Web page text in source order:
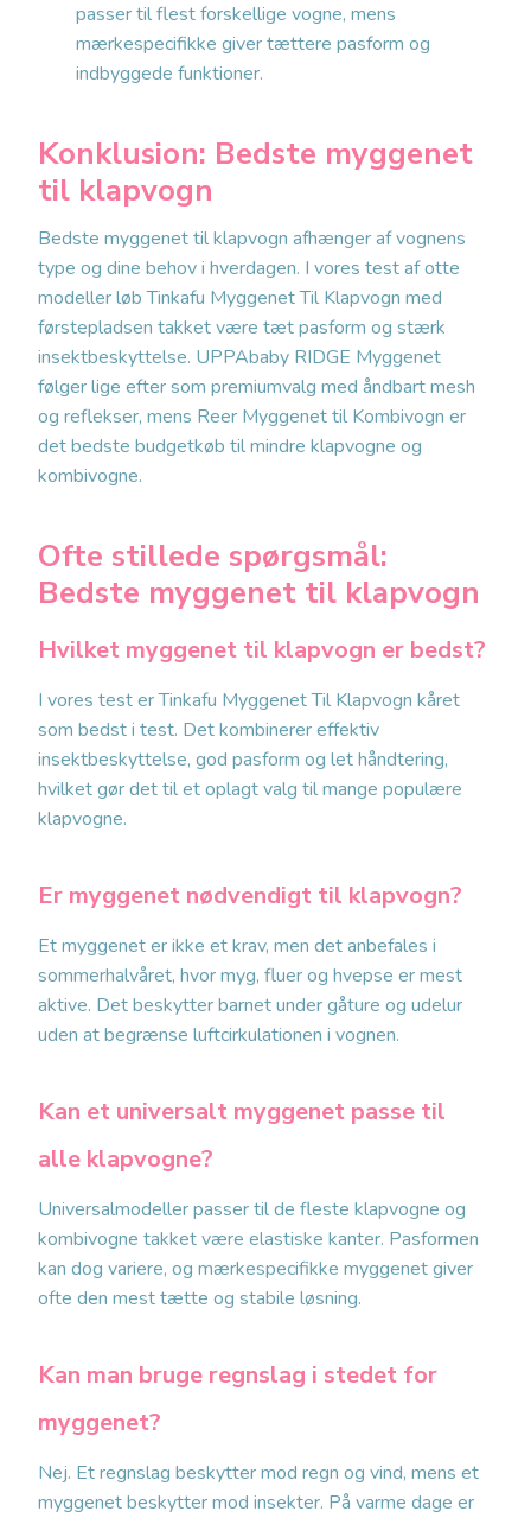
passer til flest forskellige vogne, mens
mærkespecifikke giver tættere pasform og
indbyggede funktioner.
Konklusion: Bedste myggenet
til klapvogn
Bedste myggenet til klapvogn afhænger af vognens
type og dine behov i hverdagen. I vores test af otte
modeller løb Tinkafu Myggenet Til Klapvogn med
førstepladsen takket være tæt pasform og stærk
insektbeskyttelse. UPPAbaby RIDGE Myggenet
følger lige efter som premiumvalg med åndbart mesh
og reflekser, mens Reer Myggenet til Kombivogn er
det bedste budgetkøb til mindre klapvogne og
kombivogne.
Ofte stillede spørgsmål:
Bedste myggenet til klapvogn
Hvilket myggenet til klapvogn er bedst?
I vores test er Tinkafu Myggenet Til Klapvogn kåret
som bedst i test. Det kombinerer effektiv
insektbeskyttelse, god pasform og let håndtering,
hvilket gør det til et oplagt valg til mange populære
klapvogne.
Er myggenet nødvendigt til klapvogn?
Et myggenet er ikke et krav, men det anbefales i
sommerhalvåret, hvor myg, fluer og hvepse er mest
aktive. Det beskytter barnet under gåture og udelur
uden at begrænse luftcirkulationen i vognen.
Kan et universalt myggenet passe til
alle klapvogne?
Universalmodeller passer til de fleste klapvogne og
kombivogne takket være elastiske kanter. Pasformen
kan dog variere, og mærkespecifikke myggenet giver
ofte den mest tætte og stabile løsning.
Kan man bruge regnslag i stedet for
myggenet?
Nej. Et regnslag beskytter mod regn og vind, mens et
myggenet beskytter mod insekter. På varme dage er